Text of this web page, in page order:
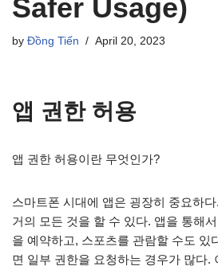
Safer Usage)
by Đồng Tiến April 20, 2023
앱 권한 허용
앱 권한 허용이란 무엇인가?
스마트폰 시대에 앱은 굉장히 중요하
거의 모든 것을 할 수 있다. 앱을 통해
을 예약하고, 스포츠를 관람할 수도 있
면 일부 권한을 요청하는 경우가 많다.